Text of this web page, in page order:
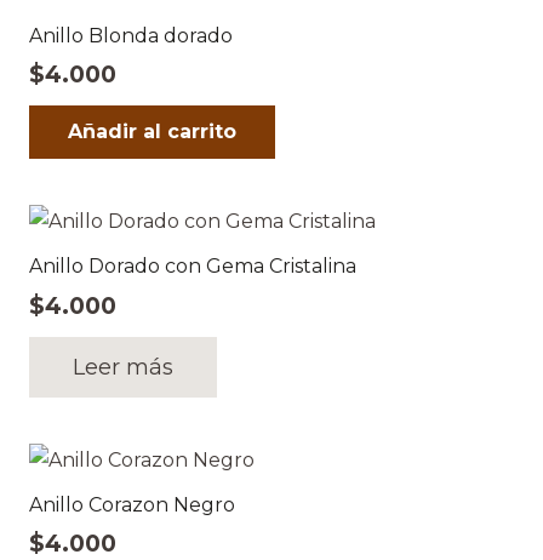
Anillo Blonda dorado
$4.000
Añadir al carrito
Anillo Dorado con Gema Cristalina
$4.000
Leer más
Anillo Corazon Negro
$4.000